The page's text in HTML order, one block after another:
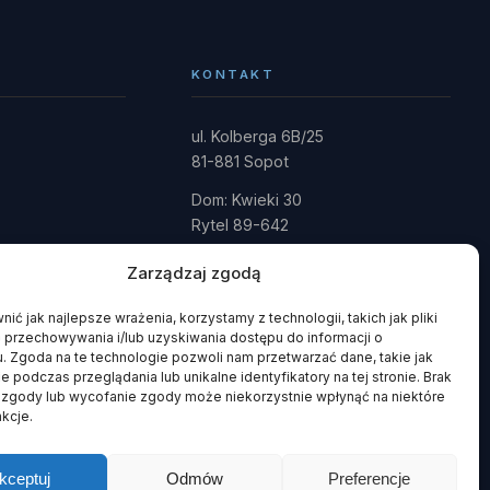
Zarządzaj zgodą
jak najlepsze wrażenia, korzystamy z technologii, takich jak pliki
przechowywania i/lub uzyskiwania dostępu do informacji o
Zgoda na te technologie pozwoli nam przetwarzać dane, takie jak
podczas przeglądania lub unikalne identyfikatory na tej stronie. Brak
lub wycofanie zgody może niekorzystnie wpłynąć na niektóre
Odmów Preferencje
KONTAKT
ul. Kolberga 6B/25
81-881 Sopot
Dom: Kwieki 30
Rytel 89-642
gmina Czersk · powiat chojnicki
fundacja@domrainmana.pl
+48 606 585 941
+48 660 908 051